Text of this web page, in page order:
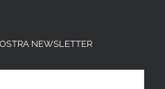
NEWSLETTER